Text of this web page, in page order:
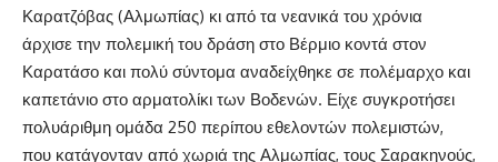
Καρατζόβας (Αλμωπίας) κι από τα νεανικά του χρόνια
άρχισε την πολεμική του δράση στο Βέρμιο κοντά στον
Καρατάσο και πολύ σύντομα αναδείχθηκε σε πολέμαρχο και
καπετάνιο στο αρματολίκι των Βοδενών. Είχε συγκροτήσει
πολυάριθμη ομάδα 250 περίπου εθελοντών πολεμιστών,
που κατάγονταν από χωριά της Αλμωπίας, τους Σαρακηνούς,